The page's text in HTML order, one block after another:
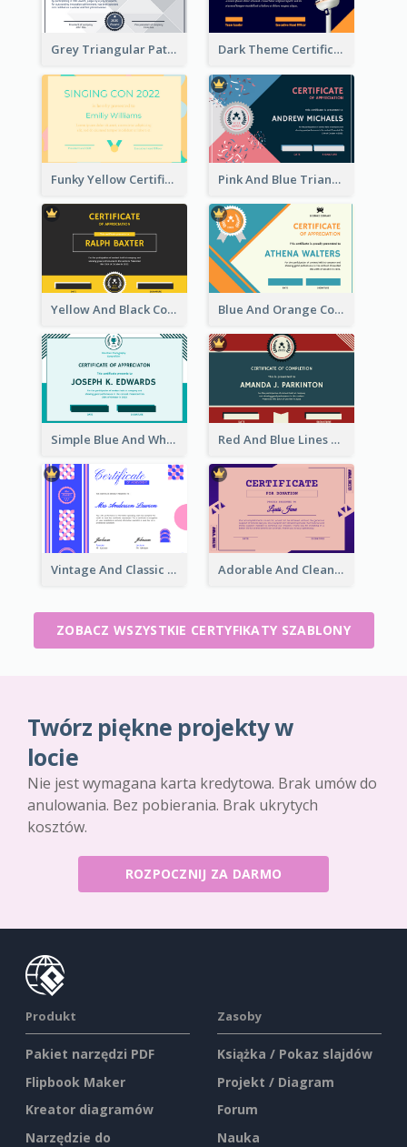
Grey Triangular Pattern Best Certificate Design Dark Theme Certificate Design For Singing Contest
Funky Yellow Certificate Of Singing Content Champion Pink And Blue Triangles Confetti Celebration Certificate
Yellow And Black Contrast Simple Certificate Blue And Orange Company Triangles With Badge Certificate
Simple Blue And White Rectangle Certificate Red And Blue Lines And Badge Completion Certificate
Vintage And Classic Vibrant Certificate Design Ideas Adorable And Clean Certificate Design Ideas
ZOBACZ WSZYSTKIE CERTYFIKATY SZABLONY
Twórz piękne projekty w
locie
Nie jest wymagana karta kredytowa. Brak umów do
anulowania. Bez pobierania. Brak ukrytych
kosztów.
ROZPOCZNIJ ZA DARMO
Produkt
Pakiet narzędzi PDF
Flipbook Maker
Kreator diagramów
Narzędzie do
Zasoby
Książka / Pokaz slajdów
Projekt / Diagram
Forum
Nauka